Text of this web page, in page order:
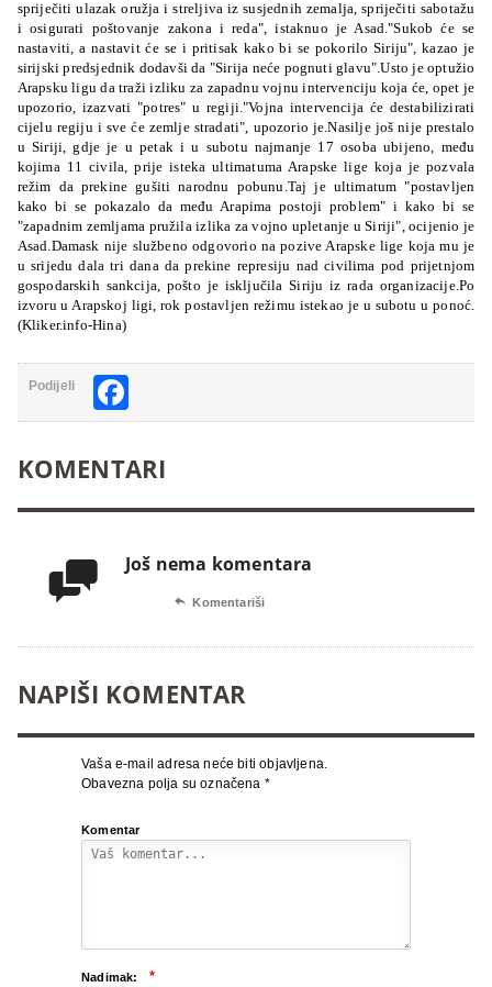
spriječiti ulazak oružja i streljiva iz susjednih zemalja, spriječiti sabotažu
i osigurati poštovanje zakona i reda", istaknuo je Asad."Sukob će se
nastaviti, a nastavit će se i pritisak kako bi se pokorilo Siriju", kazao je
sirijski predsjednik dodavši da "Sirija neće pognuti glavu".Usto je optužio
Arapsku ligu da traži izliku za zapadnu vojnu intervenciju koja će, opet je
upozorio, izazvati "potres" u regiji."Vojna intervencija će destabilizirati
cijelu regiju i sve će zemlje stradati", upozorio je.Nasilje još nije prestalo
u Siriji, gdje je u petak i u subotu najmanje 17 osoba ubijeno, među
kojima 11 civila, prije isteka ultimatuma Arapske lige koja je pozvala
režim da prekine gušiti narodnu pobunu.Taj je ultimatum "postavljen
kako bi se pokazalo da među Arapima postoji problem" i kako bi se
"zapadnim zemljama pružila izlika za vojno upletanje u Siriji", ocijenio je
Asad.Damask nije službeno odgovorio na pozive Arapske lige koja mu je
u srijedu dala tri dana da prekine represiju nad civilima pod prijetnjom
gospodarskih sankcija, pošto je isključila Siriju iz rada organizacije.Po
izvoru u Arapskoj ligi, rok postavljen režimu istekao je u subotu u ponoć.
(Kliker.info-Hina)
Podijeli
KOMENTARI
 Još nema komentara
 Komentariši
NAPIŠI KOMENTAR
Vaša e-mail adresa neće biti objavljena.
Obavezna polja su označena *
Komentar
Nadimak: *